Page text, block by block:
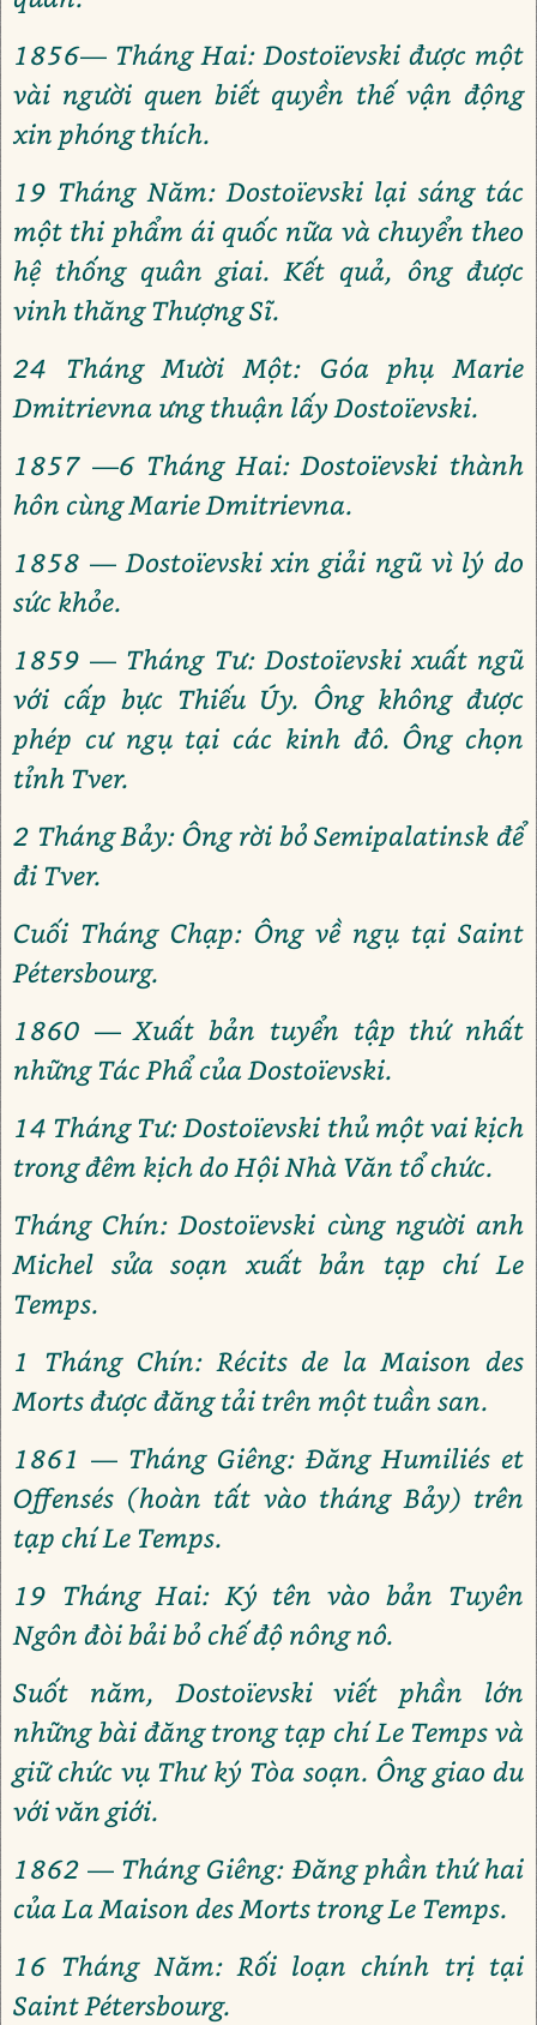
1856— Tháng Hai: Dostoïevski được một
vài người quen biết quyền thế vận động
xin phóng thích.
19 Tháng Năm: Dostoïevski lại sáng tác
một thi phẩm ái quốc nữa và chuyển theo
hệ thống quân giai. Kết quả, ông được
vinh thăng Thượng Sĩ.
24 Tháng Mười Một: Góa phụ Marie
Dmitrievna ưng thuận lấy Dostoïevski.
1857 —6 Tháng Hai: Dostoïevski thành
hôn cùng Marie Dmitrievna.
1858 — Dostoïevski xin giải ngũ vì lý do
sức khỏe.
1859 — Tháng Tư: Dostoïevski xuất ngũ
với cấp bực Thiếu Úy. Ông không được
phép cư ngụ tại các kinh đô. Ông chọn
tỉnh Tver.
2 Tháng Bảy: Ông rời bỏ Semipalatinsk để
đi Tver.
Cuối Tháng Chạp: Ông về ngụ tại Saint
Pétersbourg.
1860 — Xuất bản tuyển tập thứ nhất
những Tác Phẩ của Dostoïevski.
14 Tháng Tư: Dostoïevski thủ một vai kịch
trong đêm kịch do Hội Nhà Văn tổ chức.
Tháng Chín: Dostoïevski cùng người anh
Michel sửa soạn xuất bản tạp chí Le
Temps.
1 Tháng Chín: Récits de la Maison des
Morts được đăng tải trên một tuần san.
1861 — Tháng Giêng: Đăng Humiliés et
Offensés (hoàn tất vào tháng Bảy) trên
tạp chí Le Temps.
19 Tháng Hai: Ký tên vào bản Tuyên
Ngôn đòi bải bỏ chế độ nông nô.
Suốt năm, Dostoïevski viết phần lớn
những bài đăng trong tạp chí Le Temps và
giữ chức vụ Thư ký Tòa soạn. Ông giao du
với văn giới.
1862 — Tháng Giêng: Đăng phần thứ hai
của La Maison des Morts trong Le Temps.
16 Tháng Năm: Rối loạn chính trị tại
Saint Pétersbourg.